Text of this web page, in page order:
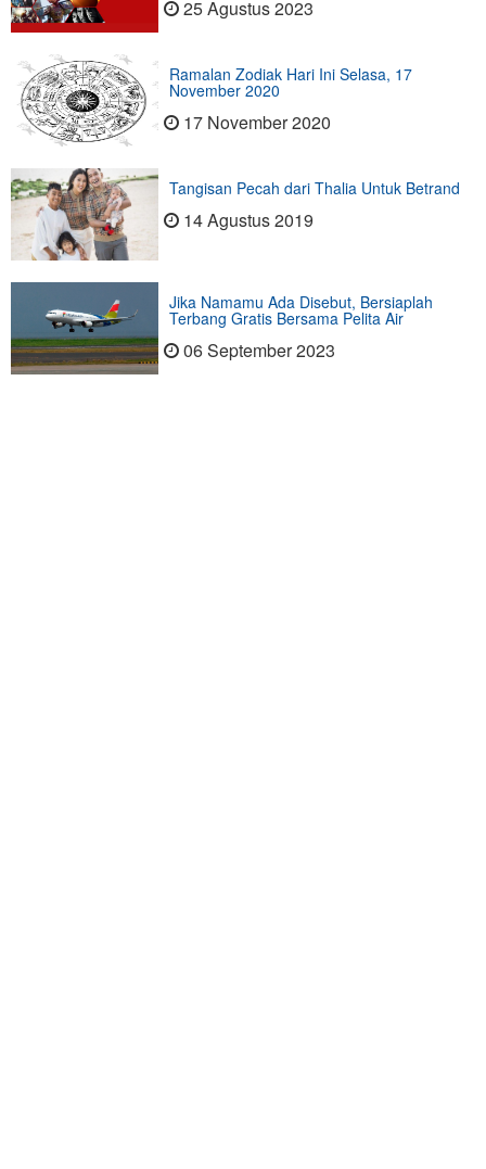
25 Agustus 2023
Ramalan Zodiak Hari Ini Selasa, 17
November 2020
17 November 2020
Tangisan Pecah dari Thalia Untuk Betrand
14 Agustus 2019
Jika Namamu Ada Disebut, Bersiaplah
Terbang Gratis Bersama Pelita Air
06 September 2023